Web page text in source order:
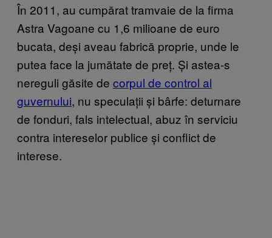
În 2011, au cumpărat tramvaie de la firma
Astra Vagoane cu 1,6 milioane de euro
bucata, deși aveau fabrică proprie, unde le
putea face la jumătate de preț. Și astea-s
nereguli găsite de corpul de control al
guvernului, nu speculații și bârfe: deturnare
de fonduri, fals intelectual, abuz în serviciu
contra intereselor publice și conflict de
interese.